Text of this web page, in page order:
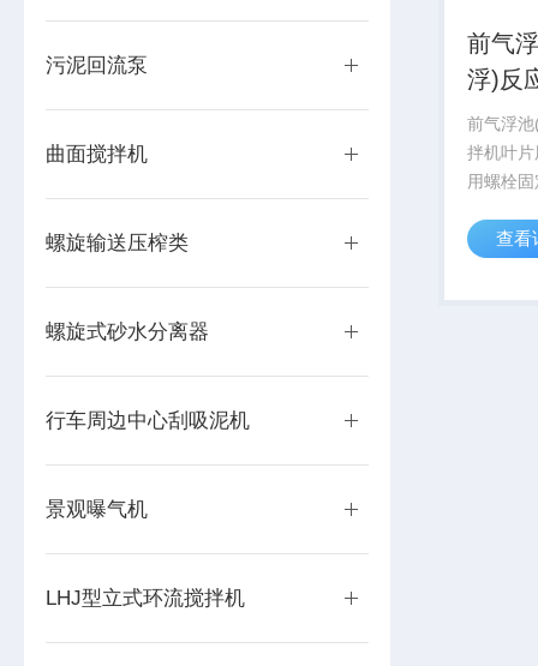
污泥回流泵
曲面搅拌机
螺旋输送压榨类
螺旋式砂水分离器
行车周边中心刮吸泥机
景观曝气机
LHJ型立式环流搅拌机
前气
浮)反
前气浮
拌机叶
用螺栓
为平直
平桨式
查看